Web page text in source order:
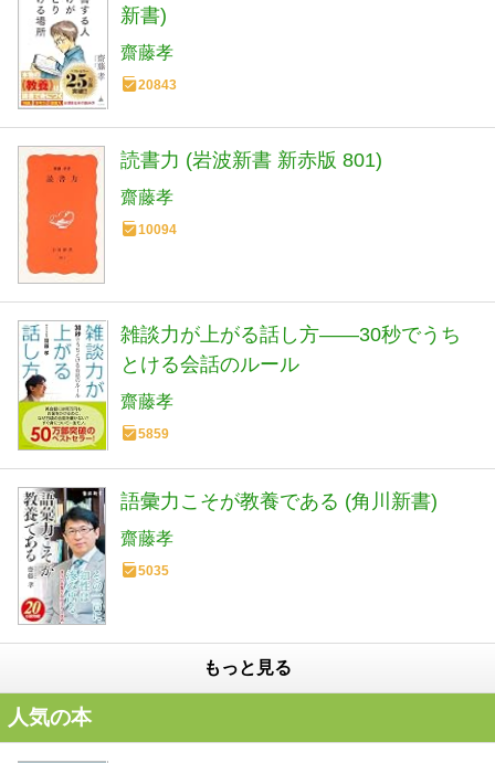
新書)
齋藤孝
20843
読書力 (岩波新書 新赤版 801)
齋藤孝
10094
雑談力が上がる話し方――30秒でうち
とける会話のルール
齋藤孝
5859
語彙力こそが教養である (角川新書)
齋藤孝
5035
もっと見る
人気の本